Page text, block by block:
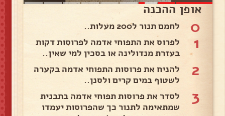
אופן ההכנה
0 לחמם תנור ל200 מעלות..
1
לפרוס את התפוחי אדמה לפרוסות דקות
בעזרת מנדולינה או בסכין למי שאין..
2
להניח את פרוסות התפוחי אדמה בקערה
לשטוף במים קרים ולסנן..
3
לסדר את פרוסות תפוחי אדמה בתבנית
שמתאימה לתנור כך שהפרוסות יעמדו